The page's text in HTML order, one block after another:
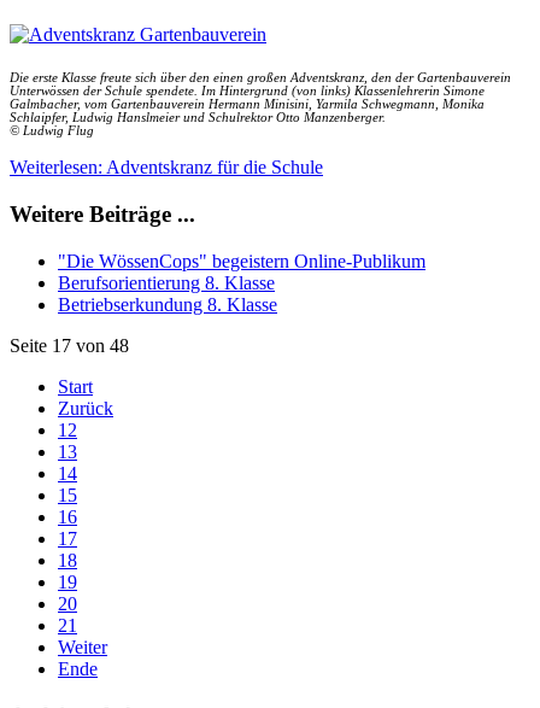
Die erste Klasse freute sich über den einen großen Adventskranz, den der Gartenbauverein
Unterwössen der Schule spendete. Im Hintergrund (von links) Klassenlehrerin Simone
Galmbacher, vom Gartenbauverein Hermann Minisini, Yarmila Schwegmann, Monika
Schlaipfer, Ludwig Hanslmeier und Schulrektor Otto Manzenberger.
© Ludwig Flug
Weiterlesen: Adventskranz für die Schule
Weitere Beiträge ...
"Die WössenCops" begeistern Online-Publikum
Berufsorientierung 8. Klasse
Betriebserkundung 8. Klasse
Seite 17 von 48
Start
Zurück
12
13
14
15
16
17
18
19
20
21
Weiter
Ende